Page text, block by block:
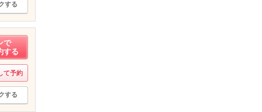
する
で
する
て予約
する